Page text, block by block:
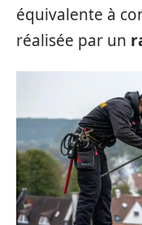
équivalente à
réalisée par un